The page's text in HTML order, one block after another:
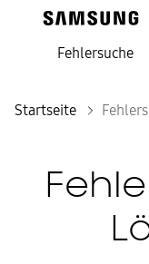
Fehlersuche
Startseite